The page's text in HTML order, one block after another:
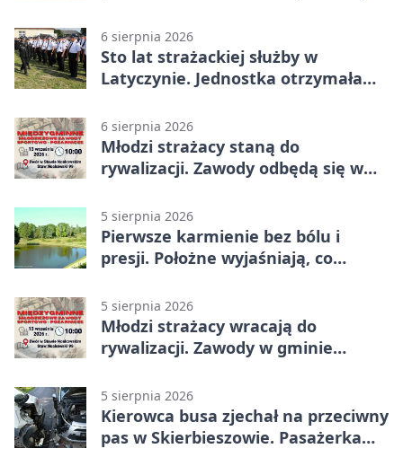
6 sierpnia 2026
Sto lat strażackiej służby w
Latyczynie. Jednostka otrzymała
6 sierpnia 2026
Młodzi strażacy staną do
rywalizacji. Zawody odbędą się w
5 sierpnia 2026
Pierwsze karmienie bez bólu i
presji. Położne wyjaśniają, co
5 sierpnia 2026
Młodzi strażacy wracają do
rywalizacji. Zawody w gminie
5 sierpnia 2026
Kierowca busa zjechał na przeciwny
pas w Skierbieszowie. Pasażerka